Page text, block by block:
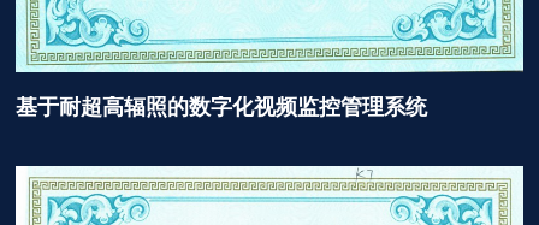
基于耐超高辐照的数字化视频监控管理系统